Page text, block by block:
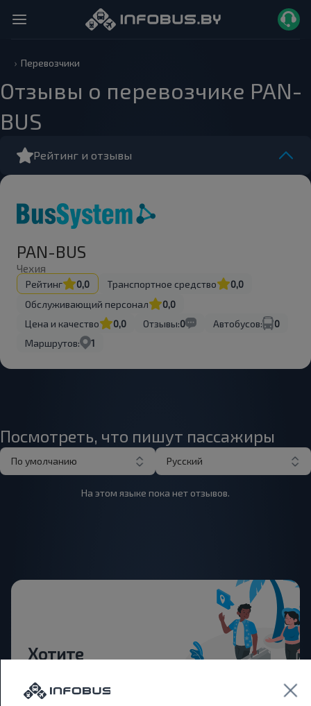
Перевозчики
Отзывы о перевозчике PAN-
BUS
Рейтинг и отзывы
PAN-BUS
Чехия
Рейтинг 0,0 Транспортное средство
0,0
Обслуживающий персонал
0,0
Цена и качество
0,0 Отзывы:0 Автобусов:
0
Маршрутов:
1
Посмотреть, что пишут пассажиры
По умолчанию Русский
На этом языке пока нет отзывов.
Хотите
дешевле?